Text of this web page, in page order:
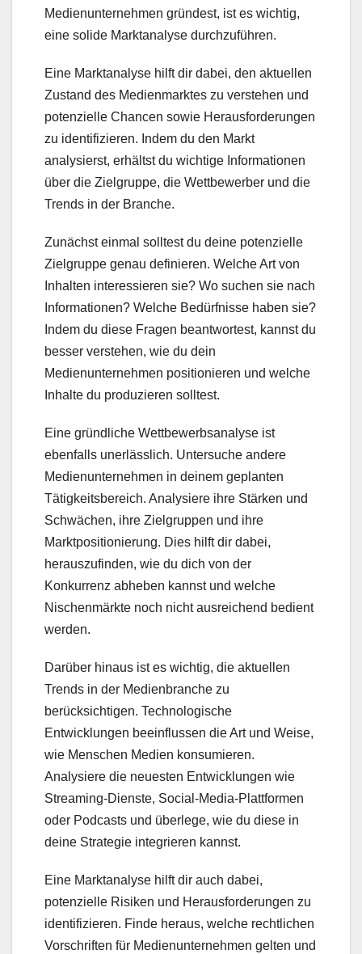
Medienunternehmen gründest, ist es wichtig,
eine solide Marktanalyse durchzuführen.
Eine Marktanalyse hilft dir dabei, den aktuellen
Zustand des Medienmarktes zu verstehen und
potenzielle Chancen sowie Herausforderungen
zu identifizieren. Indem du den Markt
analysierst, erhältst du wichtige Informationen
über die Zielgruppe, die Wettbewerber und die
Trends in der Branche.
Zunächst einmal solltest du deine potenzielle
Zielgruppe genau definieren. Welche Art von
Inhalten interessieren sie? Wo suchen sie nach
Informationen? Welche Bedürfnisse haben sie?
Indem du diese Fragen beantwortest, kannst du
besser verstehen, wie du dein
Medienunternehmen positionieren und welche
Inhalte du produzieren solltest.
Eine gründliche Wettbewerbsanalyse ist
ebenfalls unerlässlich. Untersuche andere
Medienunternehmen in deinem geplanten
Tätigkeitsbereich. Analysiere ihre Stärken und
Schwächen, ihre Zielgruppen und ihre
Marktpositionierung. Dies hilft dir dabei,
herauszufinden, wie du dich von der
Konkurrenz abheben kannst und welche
Nischenmärkte noch nicht ausreichend bedient
werden.
Darüber hinaus ist es wichtig, die aktuellen
Trends in der Medienbranche zu
berücksichtigen. Technologische
Entwicklungen beeinflussen die Art und Weise,
wie Menschen Medien konsumieren.
Analysiere die neuesten Entwicklungen wie
Streaming-Dienste, Social-Media-Plattformen
oder Podcasts und überlege, wie du diese in
deine Strategie integrieren kannst.
Eine Marktanalyse hilft dir auch dabei,
potenzielle Risiken und Herausforderungen zu
identifizieren. Finde heraus, welche rechtlichen
Vorschriften für Medienunternehmen gelten und